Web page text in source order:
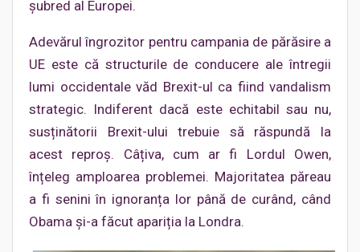
șubred al Europei.
Adevărul îngrozitor pentru campania de părăsire a
UE este că structurile de conducere ale întregii
lumi occidentale văd Brexit-ul ca fiind vandalism
strategic. Indiferent dacă este echitabil sau nu,
susținătorii Brexit-ului trebuie să răspundă la
acest reproș. Câțiva, cum ar fi Lordul Owen,
înțeleg amploarea problemei. Majoritatea păreau
a fi senini în ignoranța lor până de curând, când
Obama și-a făcut apariția la Londra.